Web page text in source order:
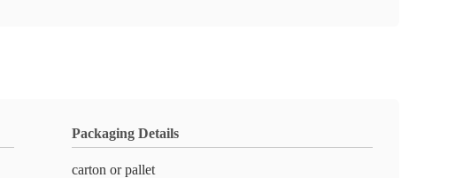
Packaging Details
carton or pallet